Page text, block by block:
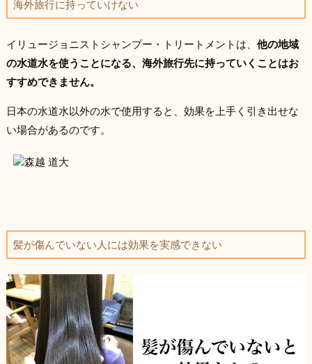
海外旅行に持っていけない
イリュージョニストシャンプー・トリートメントは、 他の地域
の水道水を使うことになる、海外旅行先に持っていくことはお
すすめできません。
日本の水道水以外の水で使用すると、効果を上手く引き出せな
い場合があるのです。
髪が傷んでいない人には効果を実感できない